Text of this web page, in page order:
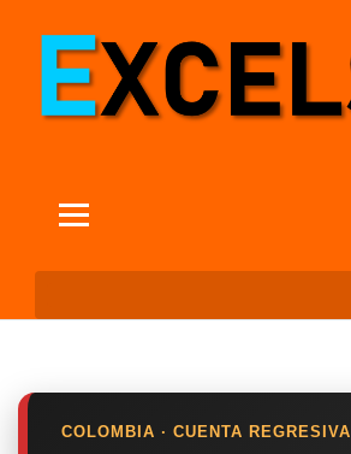
COLOMBIA · CUENTA REGRESIVA